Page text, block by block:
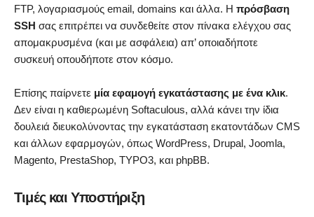
FTP, λογαριασμούς email, domains και άλλα. Η πρόσβαση
SSH σας επιτρέπει να συνδεθείτε στον πίνακα ελέγχου σας
απομακρυσμένα (και με ασφάλεια) απ’ οποιαδήποτε
συσκευή οπουδήποτε στον κόσμο.
Επίσης παίρνετε μία εφαμογή εγκατάστασης με ένα κλικ.
Δεν είναι η καθιερωμένη Softaculous, αλλά κάνει την ίδια
δουλειά διευκολύνοντας την εγκατάσταση εκατοντάδων CMS
και άλλων εφαρμογών, όπως WordPress, Drupal, Joomla,
Magento, PrestaShop, TYPO3, και phpBB.
Τιμές και Υποστήριξη